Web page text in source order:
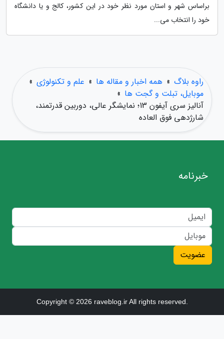
براساس شهر و استان مورد نظر خود در این کشور، کالج و یا دانشگاه
خود را انتخاب می...
راوه بلاگ » همه اخبار و مقاله ها » علم و تکنولوژی »
موبایل، تبلت و گجت ها »
آنالیز سری آیفون 13؛ نمایشگر عالی، دوربین قدرتمند،
شارژدهی فوق العاده
خبرنامه
عضویت
Copyright © 2026 raveblog.ir All rights reserved.